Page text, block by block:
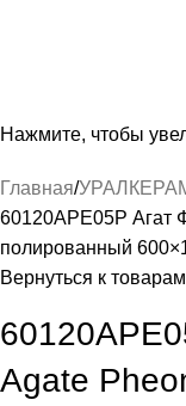
Нажмите, чтобы
Главная
60120APE05P Агат
полированный
Вернуться к товарам
Agate